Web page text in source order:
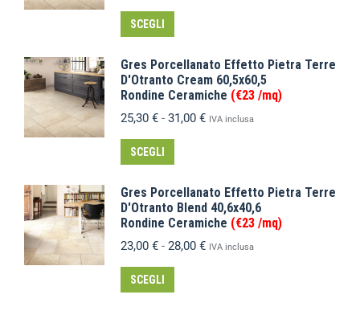
SCEGLI
Gres Porcellanato Effetto Pietra Terre
D'Otranto Cream 60,5x60,5
Rondine Ceramiche (€23 /mq)
25,30 € - 31,00 € IVA inclusa
SCEGLI
Gres Porcellanato Effetto Pietra Terre
D'Otranto Blend 40,6x40,6
Rondine Ceramiche (€23 /mq)
23,00 € - 28,00 € IVA inclusa
SCEGLI